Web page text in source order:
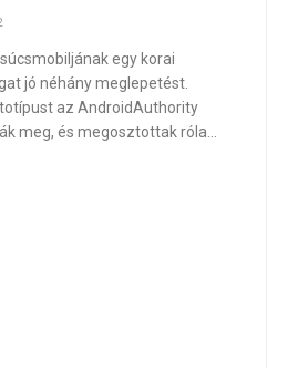
egy korai
jó néhány meglepetést.
az AndroidAuthority
meg, és megosztottak róla…